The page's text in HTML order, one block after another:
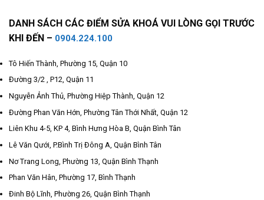
DANH SÁCH CÁC ĐIỂM SỬA KHOÁ VUI LÒNG GỌI TRƯỚC
KHI ĐẾN – 0904.224.100
Tô Hiến Thành, Phường 15, Quận 10
Đường 3/2 , P12, Quận 11
Nguyễn Ảnh Thủ, Phường Hiệp Thành, Quận 12
Đường Phan Văn Hớn, Phường Tân Thới Nhất, Quận 12
Liên Khu 4-5, KP 4, Bình Hưng Hòa B, Quận Bình Tân
Lê Văn Qưới, P.Bình Trị Đông A, Quận Bình Tân
Nơ Trang Long, Phường 13, Quận Bình Thạnh
Phan Văn Hân, Phường 17, Bình Thạnh
Đinh Bộ Lĩnh, Phường 26, Quận Bình Thạnh